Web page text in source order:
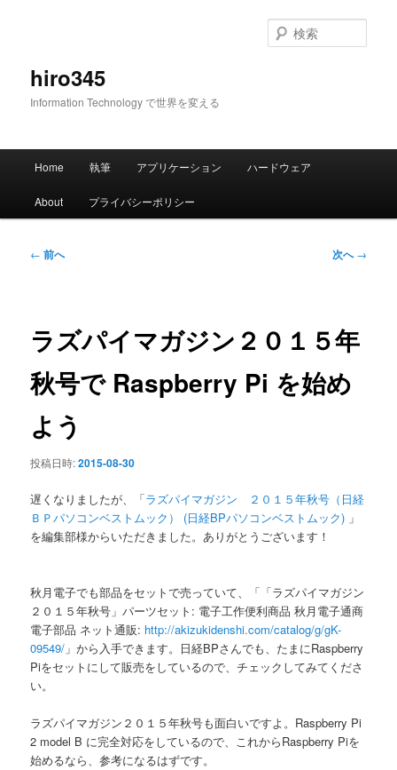
hiro345
Information Technology で世界を変える
索
メ
Home 執筆 アプリケーション ハードウェア
About プライバシーポリシー
投
ー
ョ
ン
← 前へ 次へ→
ラズパイマガジン２０１５年
秋号で Raspberry Pi を始め
よう
投稿日時:2015-08-30
遅くなりましたが、「ラズパイマガジン ２０１５年秋号（日経
ＢＰパソコンベストムック） (日経BPパソコンベストムック) 」
を編集部様からいただきました。ありがとうございます！
秋月電子でも部品をセットで売っていて、「「ラズパイマガジン
２０１５年秋号」パーツセット: 電子工作便利商品 秋月電子通商
電子部品 ネット通販: http://akizukidenshi.com/catalog/g/gK-
09549/ 」から入手できます。日経BPさんでも、たまにRaspberry
Piをセットにして販売をしているので、チェックしてみてくださ
い。
ラズパイマガジン２０１５年秋号も面白いですよ。Raspberry Pi
2 model B に完全対応をしているので、これからRaspberry Piを
始めるなら、参考になるはずです。